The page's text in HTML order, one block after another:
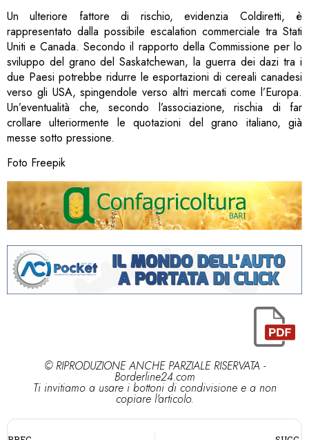
Un ulteriore fattore di rischio, evidenzia Coldiretti, è
rappresentato dalla possibile escalation commerciale tra Stati
Uniti e Canada. Secondo il rapporto della Commissione per lo
sviluppo del grano del Saskatchewan, la guerra dei dazi tra i
due Paesi potrebbe ridurre le esportazioni di cereali canadesi
verso gli USA, spingendole verso altri mercati come l’Europa.
Un’eventualità che, secondo l’associazione, rischia di far
crollare ulteriormente le quotazioni del grano italiano, già
messe sotto pressione.
Foto Freepik
© RIPRODUZIONE ANCHE PARZIALE RISERVATA -
Borderline24.com
Ti invitiamo a usare i bottoni di condivisione e a non
copiare l'articolo.